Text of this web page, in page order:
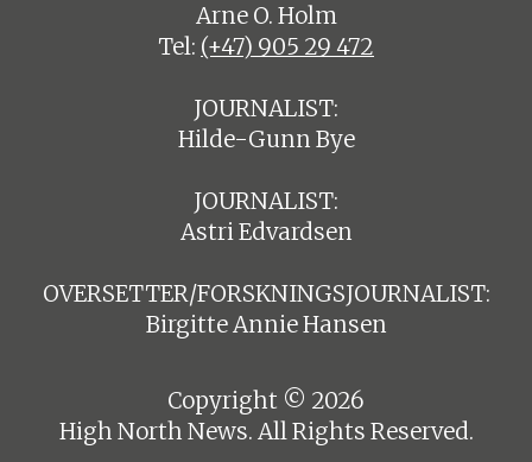
Arne O. Holm
Tel: (+47) 905 29 472
JOURNALIST:
Hilde-Gunn Bye
JOURNALIST:
Astri Edvardsen
OVERSETTER/FORSKNINGSJOURNALIST:
Birgitte Annie Hansen
Copyright © 2026
High North News. All Rights Reserved.